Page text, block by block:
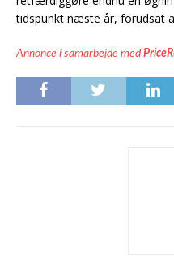
tidspunkt næste år, forudsat
Annonce i samarbejde med